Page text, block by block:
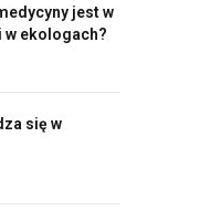
jest w
w ekologach?
się w